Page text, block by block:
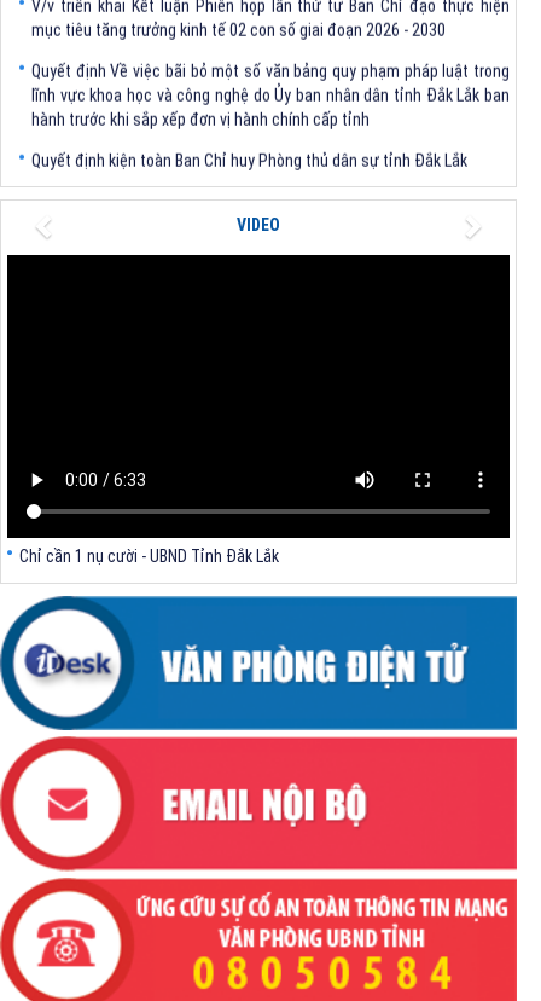
mục tiêu tăng trưởng kinh tế 02 con số giai đoạn 2026 - 2030
lĩnh vực khoa học và công nghệ do Ủy ban nhân dân tỉnh Đắk Lắk ban
hành trước khi sắp xếp đơn vị hành chính cấp tỉnh
nhà máy xử lý rác thải tại thành phố Tuy Hòa, tỉnh Phú Yên (nay là
phường Bình Kiến, tỉnh Đắk Lắk) của Công ty Cổ phần Tập đoàn công
nghệ T-Tech Việt Nam
VIDEO
Previous Next
Chỉ cần 1 nụ cười - UBND Tỉnh Đắk Lắk